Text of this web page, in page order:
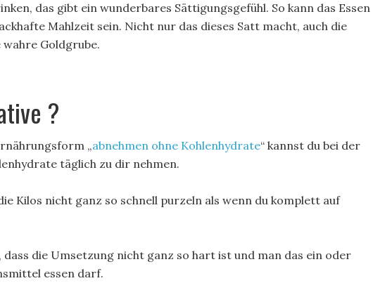
das gibt ein wunderbares Sättigungsgefühl. So kann das Essen
Mahlzeit sein. Nicht nur das dieses Satt macht, auch die
Goldgrube.
?
„abnehmen ohne Kohlenhydrate“ kannst du bei der
täglich zu dir nehmen.
Kilos nicht ganz so schnell purzeln als wenn du komplett auf
, dass die Umsetzung nicht ganz so hart ist und man das ein oder
essen darf.